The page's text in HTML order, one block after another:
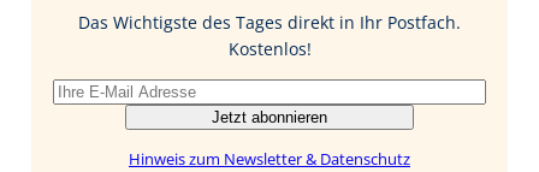
I
Das Wichtigste des Tages direkt in Ihr Postfach.
Kostenlos!
Jetzt abonnieren
Hinweis zum Newsletter & Datenschutz